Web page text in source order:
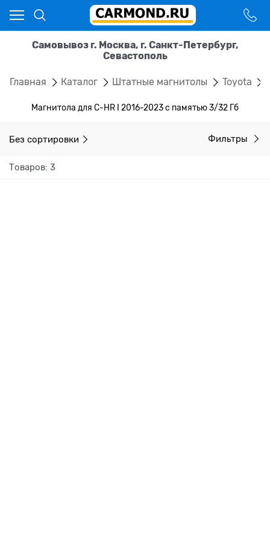
Самовывоз г. Москва, г. Санкт-Петербург,
Севастополь
Главная Каталог Штатные магнитолы Toyota
Магнитола для C-HR I 2016-2023 с памятью 3/32 Гб
Без сортировки Фильтры
Товаров: 3